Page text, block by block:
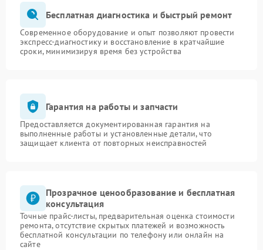
Бесплатная диагностика и быстрый ремонт
Современное оборудование и опыт позволяют провести
экспресс-диагностику и восстановление в кратчайшие
сроки, минимизируя время без устройства
Гарантия на работы и запчасти
Предоставляется документированная гарантия на
выполненные работы и установленные детали, что
защищает клиента от повторных неисправностей
Прозрачное ценообразование и бесплатная
консультация
Точные прайс-листы, предварительная оценка стоимости
ремонта, отсутствие скрытых платежей и возможность
бесплатной консультации по телефону или онлайн на
сайте